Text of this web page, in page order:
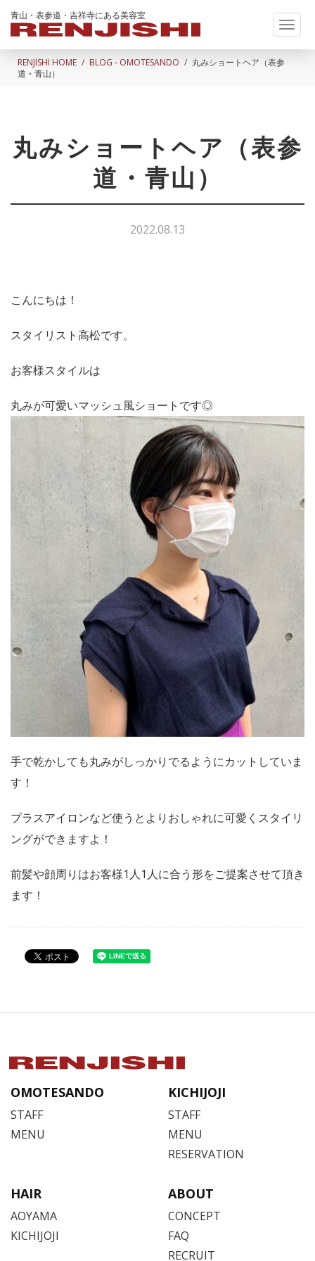
青山・表参道・吉祥寺にある美容室
RENJISHI HOME BLOG - OMOTESANDO
丸みショートヘア（表参
道・青山）
丸みショートヘア（表参
道・青山）
2022.08.13
こんにちは！
スタイリスト高松です。
お客様スタイルは
丸みが可愛いマッシュ風ショートです◎
手で乾かしても丸みがしっかりでるようにカットしていま
す！
プラスアイロンなど使うとよりおしゃれに可愛くスタイリ
ングができますよ！
前髪や顔周りはお客様1人1人に合う形をご提案させて頂き
ます！
OMOTESANDO
STAFF
MENU
KICHIJOJI
STAFF
MENU
RESERVATION
HAIR
AOYAMA
KICHIJOJI
ABOUT
CONCEPT
FAQ
RECRUIT